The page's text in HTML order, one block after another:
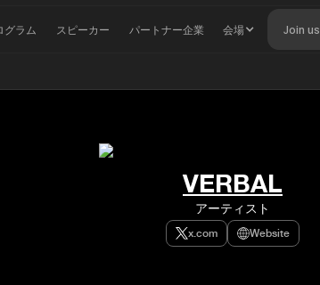
グラム スピーカー パートナー企業 会場 Join us
VERBAL
アーティスト
x.com Website